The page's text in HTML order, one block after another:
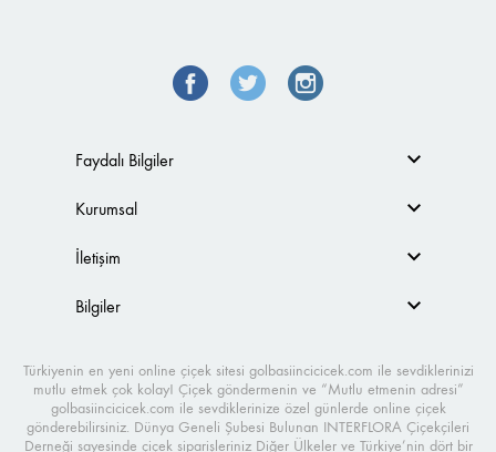
Faydalı Bilgiler
Kurumsal
İletişim
Bilgiler
Türkiyenin en yeni online çiçek sitesi golbasiincicicek.com ile sevdiklerinizi
mutlu etmek çok kolay! Çiçek göndermenin ve “Mutlu etmenin adresi”
golbasiincicicek.com ile sevdiklerinize özel günlerde online çiçek
gönderebilirsiniz. Dünya Geneli Şubesi Bulunan INTERFLORA Çiçekçileri
Derneği sayesinde çiçek siparişleriniz Diğer Ülkeler ve Türkiye’nin dört bir